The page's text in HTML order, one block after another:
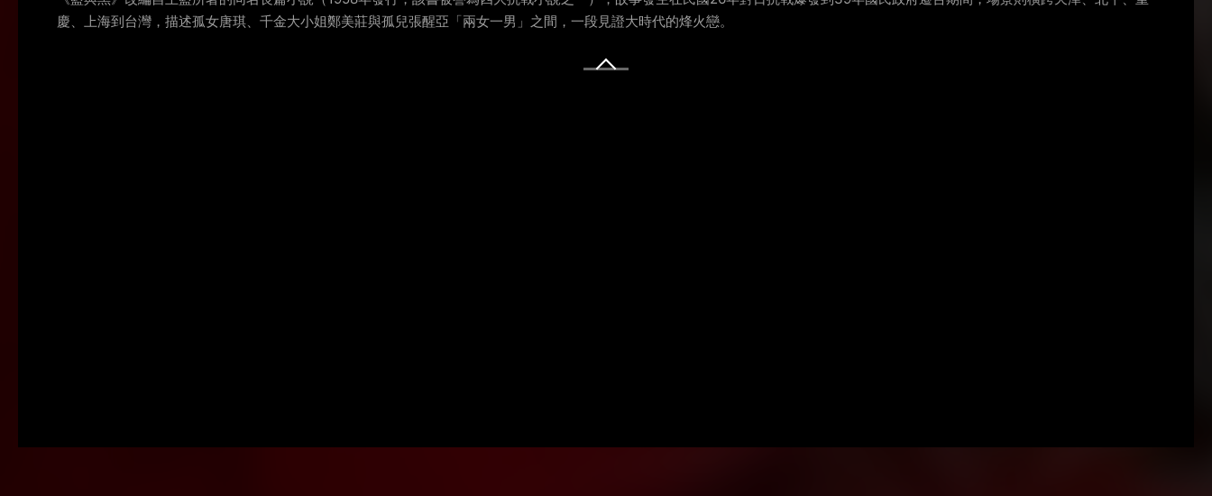
慶、上海到台灣，描述孤女唐琪、千金大小姐鄭美莊與孤兒張醒亞「兩女一男」之間，一段見證大時代的烽火戀。